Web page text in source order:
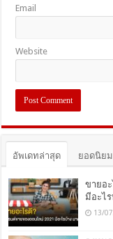
Email
Website
อัพเดทล่าสุด ยอดนิยม
ขายอ
มีอะไ
13/